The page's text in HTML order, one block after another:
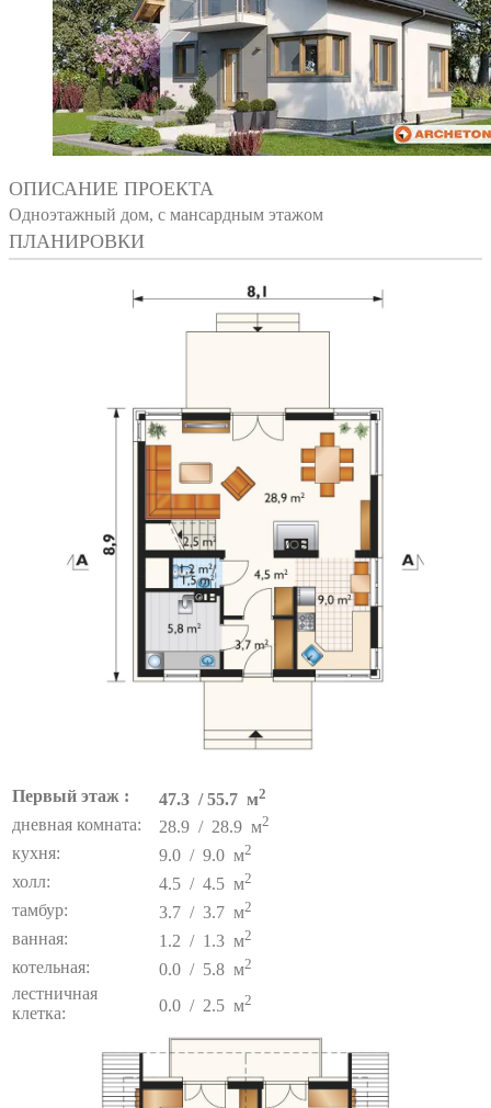
ОПИСАНИЕ ПРОЕКТА
Одноэтажный дом, с мансардным этажом
ПЛАНИРОВКИ
Первый этаж : 47.3 / 55.7 м2
дневная комната: 28.9 / 28.9 м2
кухня: 9.0 / 9.0 м2
холл: 4.5 / 4.5 м2
тамбур: 3.7 / 3.7 м2
ванная: 1.2 / 1.3 м2
котельная: 0.0 / 5.8 м2
лестничная
клетка:
0.0 / 2.5 м2